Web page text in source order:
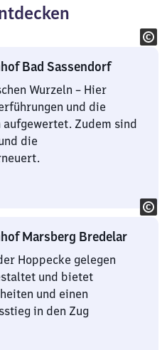
Bad Sassendorf
Wurzeln – Hier
und die
Zudem sind
die
Marsberg Bredelar
Hoppecke gelegen
und bietet
und einen
in den Zug